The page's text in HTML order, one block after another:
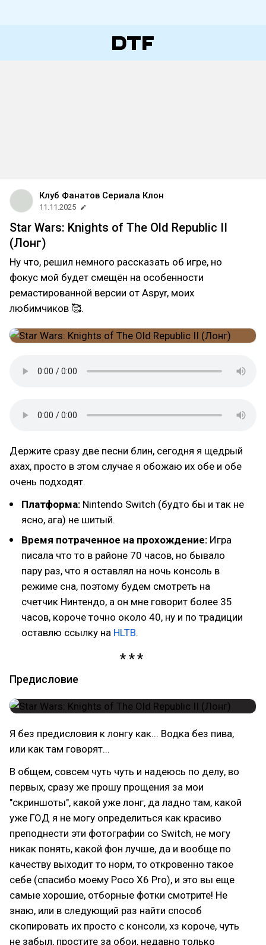
Клуб Фанатов Сериала Клон
11.11.2025
Star Wars: Knights of The Old Republic II
(Лонг)
Ну что, решил немного рассказать об игре, но
фокус мой будет смещён на особенности
ремастированной версии от Aspyr, моих
любимчиков 🥰.
Держите сразу две песни блин, сегодня я щедрый
ахах, просто в этом случае я обожаю их обе и обе
очень подходят.
Платформа: Nintendo Switch (будто бы и так не
ясно, ага) не шитый.
Время потраченное на прохождение: Игра
писала что то в районе 70 часов, но бывало
пару раз, что я оставлял на ночь консоль в
режиме сна, поэтому будем смотреть на
счетчик Нинтендо, а он мне говорит более 35
часов, короче точно около 40, ну и по традиции
оставлю ссылку на HLTB.
Предисловие
Я без предисловия к лонгу как... Водка без пива,
или как там говорят...
В общем, совсем чуть чуть и надеюсь по делу, во
первых, сразу же прошу прощения за мои
"скриншоты", какой уже лонг, да ладно там, какой
уже ГОД я не могу определиться как красиво
преподнести эти фотографии со Switch, не могу
никак понять, какой фон лучше, да и вообще по
качеству выходит то норм, то откровенно такое
себе (спасибо моему Poco X6 Pro), и это вы еще
самые хорошие, отборные фотки смотрите! Не
знаю, или в следующий раз найти способ
скопировать их просто с консоли, хз короче, чуть
не забыл, простите за обои, недавно только